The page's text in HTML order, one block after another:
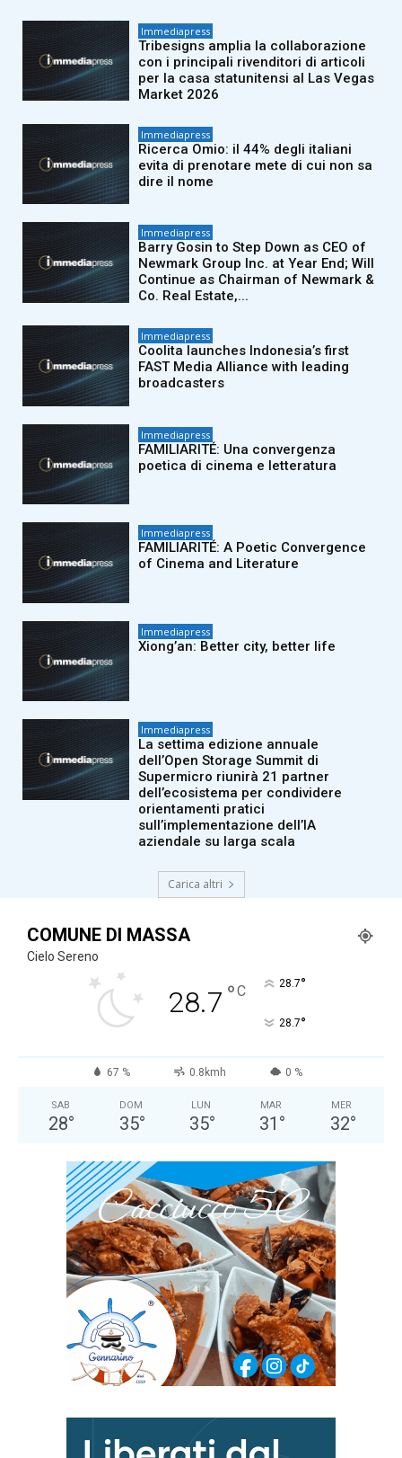
Immediapress
Tribesigns amplia la collaborazione
con i principali rivenditori di articoli
per la casa statunitensi al Las Vegas
Market 2026
Immediapress
Ricerca Omio: il 44% degli italiani
evita di prenotare mete di cui non sa
dire il nome
Immediapress
Barry Gosin to Step Down as CEO of
Newmark Group Inc. at Year End; Will
Continue as Chairman of Newmark &
Co. Real Estate,...
Immediapress
Coolita launches Indonesia’s first
FAST Media Alliance with leading
broadcasters
Immediapress
FAMILIARITÉ: Una convergenza
poetica di cinema e letteratura
Immediapress
FAMILIARITÉ: A Poetic Convergence
of Cinema and Literature
Immediapress
Xiong’an: Better city, better life
Immediapress
La settima edizione annuale
dell’Open Storage Summit di
Supermicro riunirà 21 partner
dell’ecosistema per condividere
orientamenti pratici
sull’implementazione dell’IA
aziendale su larga scala
Carica altri
COMUNE DI MASSA
Cielo Sereno
28.7 °C 28.7°
28.7°
67 % 0.8kmh 0 %
SAB
28°
DOM
35°
LUN
35°
MAR
31 °
MER
32°